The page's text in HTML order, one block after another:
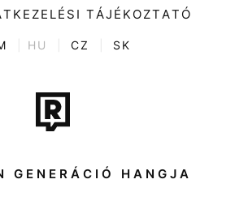
Kultúra
ENTR
Tech-Tudomány
Sport
Társadalom
TÁJÉKOZTATÓ
HU CZ SK
GENERÁCIÓ HANGJA